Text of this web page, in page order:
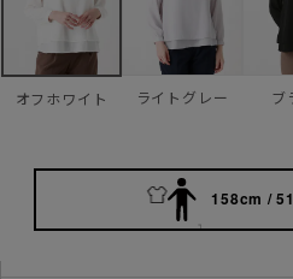
オフホワイト ライトグレー ブ
158cm /